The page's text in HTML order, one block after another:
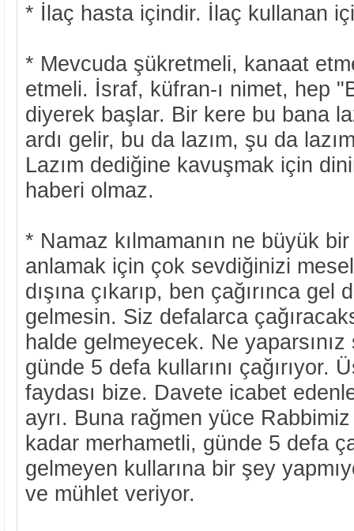
* İlaç hasta içindir. İlaç kullanan
* Mevcuda şükretmeli, kanaat
etmeli. İsraf, küfran-ı nimet, hep
diyerek başlar. Bir kere bu bana
ardı gelir, bu da lazım, şu da
Lazım dediğine kavuşmak için
haberi olmaz.
* Namaz kılmamanın ne büyük
anlamak için çok sevdiğinizi
dışına çıkarıp, ben çağırınca gel
gelmesin. Siz defalarca
halde gelmeyecek. Ne
günde 5 defa kullarını çağırıyor.
faydası bize. Davete icabet
ayrı. Buna rağmen yüce
kadar merhametli, günde 5 defa
gelmeyen kullarına bir şey
ve mühlet veriyor.